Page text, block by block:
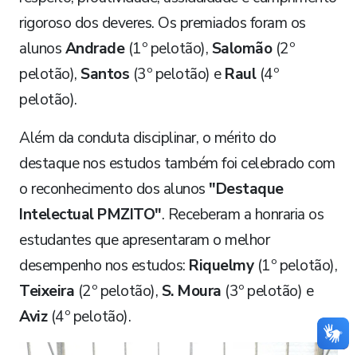
rigoroso dos deveres. Os premiados foram os
alunosAndrade(1º pelotão),Salomão(2º
pelotão),Santos (3º pelotão) eRaul(4º
pelotão).
Além da conduta disciplinar, o mérito do
destaque nos estudos também foi celebrado com
o reconhecimento dos alunos "Destaque
Intelectual PMZITO". Receberam a honraria os
estudantes que apresentaram o melhor
desempenho nos estudos: Riquelmy(1º pelotão),
Teixeira (2º pelotão),S. Moura (3º pelotão) e
Aviz(4º pelotão).